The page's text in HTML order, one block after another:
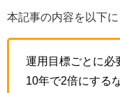
本記事の内容を以下に
運用目標ごとに必
10年で2倍にする